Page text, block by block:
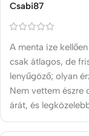
Csabi87
A menta íze
csak átlagos, de
lenyűgöző; olyan
Nem vettem észre
árát, és